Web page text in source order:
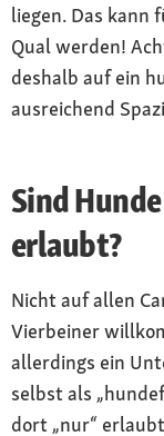
liegen. Das kann
Qual werden!
deshalb auf ein
ausreichend
Sind
erlaubt?
Nicht auf allen
Vierbeiner
allerdings ein
selbst als
dort „nur“